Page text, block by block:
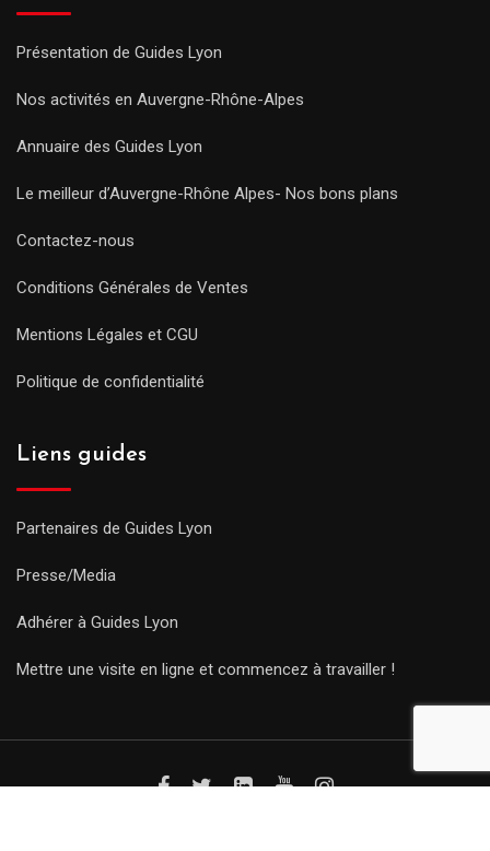
Présentation de Guides Lyon
Nos activités en Auvergne-Rhône-Alpes
Annuaire des Guides Lyon
Le meilleur d’Auvergne-Rhône Alpes- Nos bons plans
Contactez-nous
Conditions Générales de Ventes
Mentions Légales et CGU
Politique de confidentialité
Liens guides
Partenaires de Guides Lyon
Presse/Media
Adhérer à Guides Lyon
Mettre une visite en ligne et commencez à travailler !